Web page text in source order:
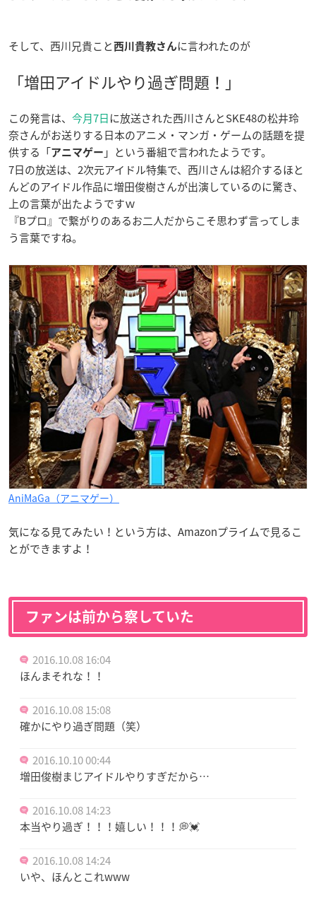
そして、西川兄貴こと西川貴教さんに言われたのが
「増田アイドルやり過ぎ問題！」
この発言は、 今月7日に放送された西川さんとSKE48の松井玲
奈さんがお送りする日本のアニメ・マンガ・ゲームの話題を提
供する「アニマゲー 」という番組で言われたようです。
7日の放送は、2次元アイドル特集で、西川さんは紹介するほと
んどのアイドル作品に増田俊樹さんが出演しているのに驚き、
上の言葉が出たようですｗ
『Bプロ』で繋がりのあるお二人だからこそ思わず言ってしま
う言葉ですね。
AniMaGa（アニマゲー）
気になる見てみたい！という方は、Amazonプライムで見るこ
とができますよ！
ファンは前から察していた
2016.10.08 16:04
ほんまそれな！！
2016.10.08 15:08
確かにやり過ぎ問題（笑）
2016.10.10 00:44
増田俊樹まじアイドルやりすぎだから…
2016.10.08 14:23
本当やり過ぎ！！！嬉しい！！！💭💓
2016.10.08 14:24
いや、ほんとこれwww